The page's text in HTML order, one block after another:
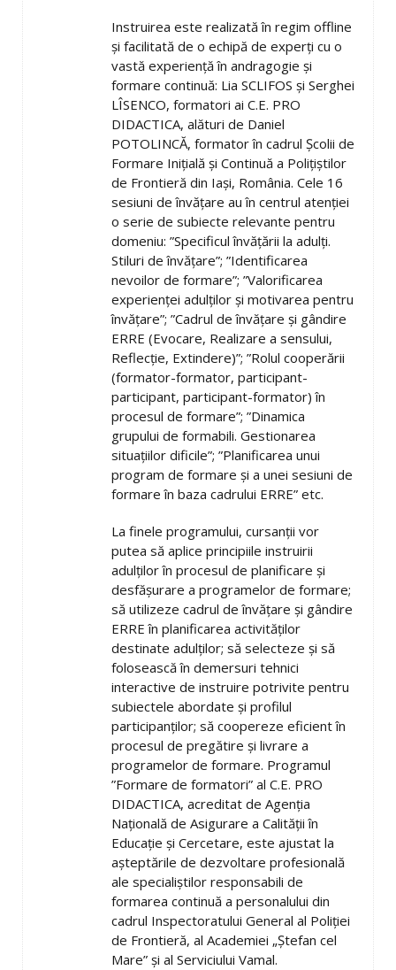
Instruirea este realizată în regim offline
și facilitată de o echipă de experți cu o
vastă experiență în andragogie și
formare continuă: Lia SCLIFOS și Serghei
LÎSENCO, formatori ai C.E. PRO
DIDACTICA, alături de Daniel
POTOLINCĂ, formator în cadrul Școlii de
Formare Inițială și Continuă a Polițiștilor
de Frontieră din Iași, România. Cele 16
sesiuni de învățare au în centrul atenției
o serie de subiecte relevante pentru
domeniu: ”Specificul învățării la adulți.
Stiluri de învățare”; ”Identificarea
nevoilor de formare”; ”Valorificarea
experienței adulților și motivarea pentru
învățare”; ”Cadrul de învățare și gândire
ERRE (Evocare, Realizare a sensului,
Reflecție, Extindere)”; ”Rolul cooperării
(formator-formator, participant-
participant, participant-formator) în
procesul de formare”; ”Dinamica
grupului de formabili. Gestionarea
situațiilor dificile”; ”Planificarea unui
program de formare și a unei sesiuni de
formare în baza cadrului ERRE” etc.
La finele programului, cursanții vor
putea să aplice principiile instruirii
adulților în procesul de planificare și
desfășurare a programelor de formare;
să utilizeze cadrul de învățare și gândire
ERRE în planificarea activităților
destinate adulților; să selecteze și să
folosească în demersuri tehnici
interactive de instruire potrivite pentru
subiectele abordate și profilul
participanților; să coopereze eficient în
procesul de pregătire și livrare a
programelor de formare. Programul
”Formare de formatori” al C.E. PRO
DIDACTICA, acreditat de Agenția
Națională de Asigurare a Calității în
Educație și Cercetare, este ajustat la
așteptările de dezvoltare profesională
ale specialiștilor responsabili de
formarea continuă a personalului din
cadrul Inspectoratului General al Poliției
de Frontieră, al Academiei „Ștefan cel
Mare” și al Serviciului Vamal.